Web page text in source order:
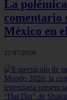
La
comentario
México en
22/07/2026